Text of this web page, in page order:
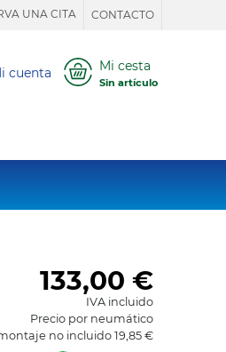
UNA CITA CONTACTO
cuenta Mi cesta
Sin artículo
133,00 €
IVA incluido
Precio por neumático
no incluido 19,85 €